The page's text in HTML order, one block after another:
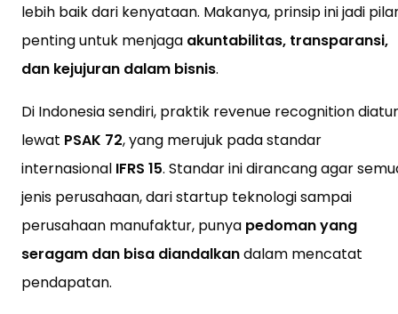
lebih baik dari kenyataan. Makanya, prinsip ini jadi
penting untuk menjaga akuntabilitas, transparansi,
dan kejujuran dalam bisnis.
Di Indonesia sendiri, praktik revenue recognition diatur
lewat PSAK 72, yang merujuk pada standar
internasional IFRS 15. Standar ini dirancang agar
jenis perusahaan, dari startup teknologi sampai
perusahaan manufaktur, punya pedoman yang
seragam dan bisa diandalkandalam mencatat
pendapatan.